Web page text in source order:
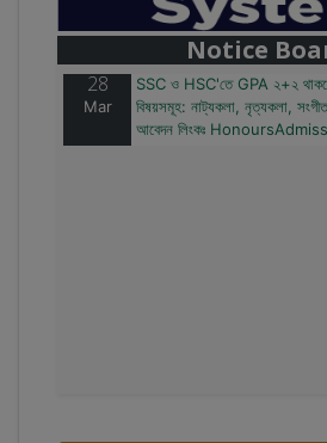
Notice
২০টির অধিক বিষয়, ৪ বছরে মোট
আবেদন লিংকঃ
28
Mar
SSC ও HSC'তে GPA ২+২ থাকলে
বিষয়সমূহ: নাট্যকলা, নৃত্যকলা,
আবেদন লিংকঃ